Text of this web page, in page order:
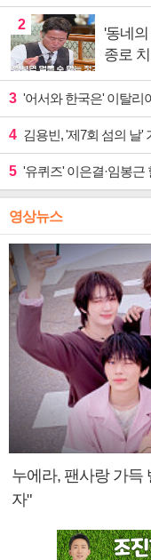
2
'동네
종로
3 '어서와 한국은' 이탈리
4 김용빈, '제7회 섬의 날'
5 '유퀴즈' 이은결·임봉근 할
영상뉴스
누에라, 팬사랑 가득
자"